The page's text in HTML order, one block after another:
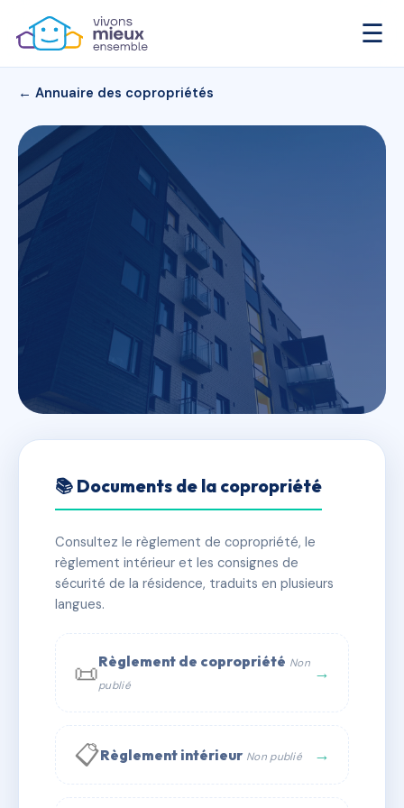
☰
← Annuaire des copropriétés
SDC 4 Henrion Bertier
Seine
⚠ IMMATRICULEE_RATTACHEMENT_EXPIRE
🏠 45 lots
📞 Contacter Syndic Digital 💬 WhatsApp
✉ Email
📚 Documents de la copropriété
Consultez le règlement de copropriété, le
règlement intérieur et les consignes de
sécurité de la résidence, traduits en plusieurs
langues.
📜Règlement de copropriété Non
publié
→
📋Règlement intérieur Non publié →